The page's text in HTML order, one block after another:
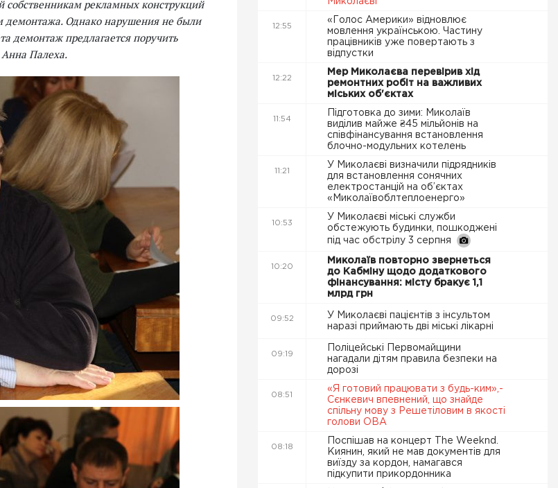
собственникам рекламных конструкций
демонтажа. Однако нарушения не были
демонтаж предлагается поручить
Палеха.
12:55
«Голос Америки» відновлює
мовлення українською. Частину
працівників уже повертають з
відпустки
12:22
Мер Миколаєва перевірив хід
ремонтних робіт на важливих
міських об'єктах
11:54
Підготовка до зими: Миколаїв
виділив майже ₴45 мільйонів на
співфінансування встановлення
блочно-модульних котелень
11:21
У Миколаєві визначили підрядників
для встановлення сонячних
електростанцій на об’єктах
«Миколаївоблтеплоенерго»
10:53
У Миколаєві міські служби
обстежують будинки, пошкоджені
під час обстрілу 3 серпня
10:20
Миколаїв повторно звернеться
до Кабміну щодо додаткового
фінансування: місту бракує 1,1
млрд грн
09:52
У Миколаєві пацієнтів з інсультом
наразі приймають дві міські лікарні
09:19
Поліцейські Первомайщини
нагадали дітям правила безпеки на
дорозі
08:51
«Я готовий працювати з будь-ким»,-
Сєнкевич впевнений, що знайде
спільну мову з Решетіловим в якості
голови ОВА
08:18
Поспішав на концерт The Weeknd.
Киянин, який не мав документів для
виїзду за кордон, намагався
підкупити прикордонника